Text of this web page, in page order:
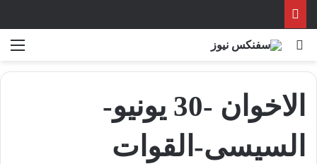
بحث عن
الاخوان -30 يونيو-
السيسى-القوات